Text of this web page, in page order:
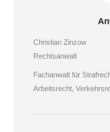
Christian Zinzow
Rechtsanwalt
Fachanwalt für
Arbeitsrecht,